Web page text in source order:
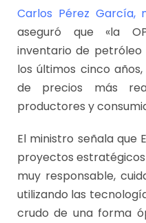
Carlos Pérez García,
aseguró que «la
inventario de
los últimos cinco
de precios más
productores y
El ministro señala que
proyectos
muy responsable,
utilizando las
crudo de una forma